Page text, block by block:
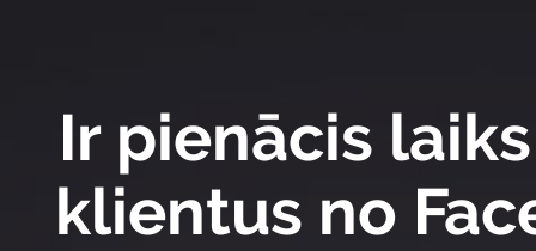
Ir pienācis
klientus no